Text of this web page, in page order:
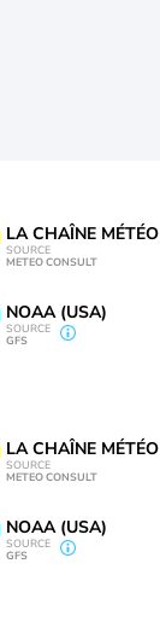
LA CHAÎNE MÉTÉO
SOURCE
METEO CONSULT
NOAA (USA)
SOURCE
GFS
LA CHAÎNE MÉTÉO
SOURCE
METEO CONSULT
NOAA (USA)
SOURCE
GFS